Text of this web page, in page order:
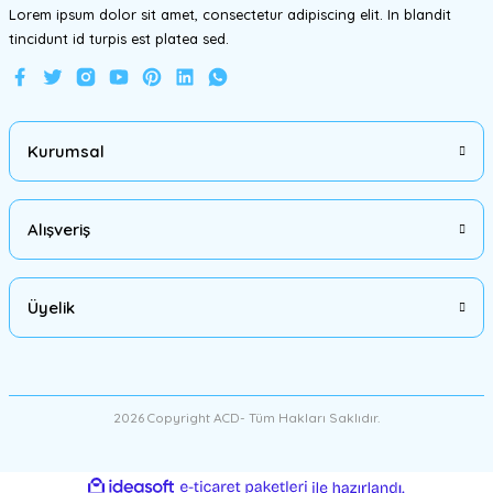
Lorem ipsum dolor sit amet, consectetur adipiscing elit. In blandit
tincidunt id turpis est platea sed.
Kurumsal
Alışveriş
Üyelik
2026 Copyright ACD- Tüm Hakları Saklıdır.
ideasoft e-